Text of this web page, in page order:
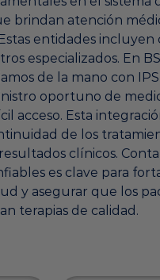
brindan atención
entidades incluyen
especializados. En
de la mano con
oportuno de
acceso. Esta
de los
clínicos.
es clave para
y asegurar que los
terapias de calidad.